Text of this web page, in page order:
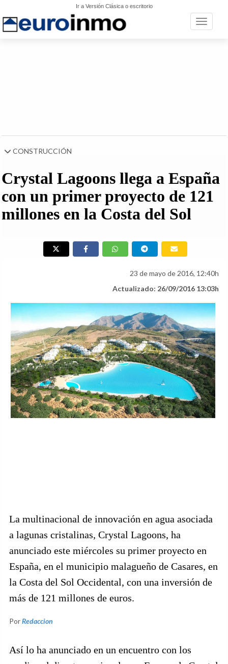
Ir a Versión Clásica o escritorio
Toggle
CONSTRUCCIÓN
Crystal Lagoons llega a España
con un primer proyecto de 121
millones en la Costa del Sol
23 de mayo de 2016, 12:40h
Actualizado: 26/09/2016 13:03h
La multinacional de innovación en agua asociada
a lagunas cristalinas, Crystal Lagoons, ha
anunciado este miércoles su primer proyecto en
España, en el municipio malagueño de Casares, en
la Costa del Sol Occidental, con una inversión de
más de 121 millones de euros.
PorRedaccion
Así lo ha anunciado en un encuentro con los